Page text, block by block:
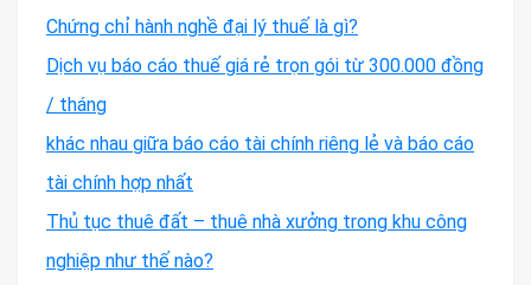
Chứng chỉ hành nghề đại lý thuế là gì?
Dịch vụ báo cáo thuế giá rẻ trọn gói từ 300.000 đồng
/ tháng
khác nhau giữa báo cáo tài chính riêng lẻ và báo cáo
tài chính hợp nhất
Thủ tục thuê đất – thuê nhà xưởng trong khu công
nghiệp như thế nào?